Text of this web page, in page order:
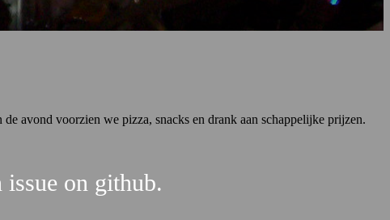
avond voorzien we pizza, snacks en drank aan schappelijke prijzen.
issue on github.